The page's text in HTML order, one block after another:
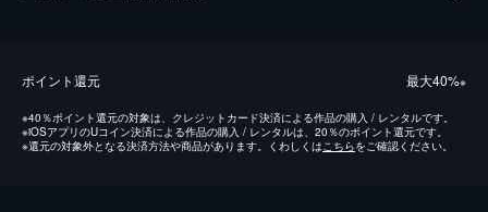
ポイント還元 最⼤40%※
※40％ポイント還元の対象は、クレジットカード決済による作品の購入 / レンタルです。
※iOSアプリのUコイン決済による作品の購入 / レンタルは、20％のポイント還元です。
※還元の対象外となる決済方法や商品があります。くわしくはこちらをご確認ください。